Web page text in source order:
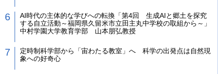
AI時代の主体的な学びへの転換「第4回 生成AIと郷土を探究
する自立活動～福岡県久留米市立田主丸中学校の取組から～」
中村学園大学教育学部 山本朋弘教授
定時制科学部から「宙わたる教室」へ 科学の出発点は自然現
象への好奇心